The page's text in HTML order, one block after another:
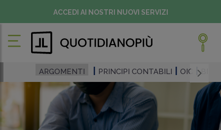
ACCEDI AI NOSTRI NUOVI SERVIZI
ARGOMENTI PRINCIPI CONTABILI OIC